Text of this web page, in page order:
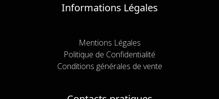
Informations Légales
Mentions Légales
Politique de Confidentialité
Conditions générales de vente